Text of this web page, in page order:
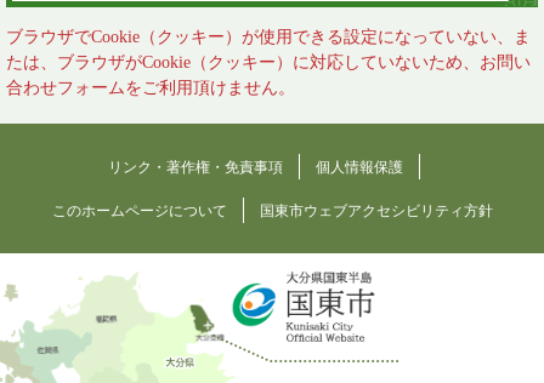
へ
ブラウザでCookie（クッキー）が使用できる設定になっていない、ま
たは、ブラウザがCookie（クッキー）に対応していないため、お問い
合わせフォームをご利用頂けません。
リンク・著作権・免責事項 個人情報保護
このホームページについて 国東市ウェブアクセシビリティ方針